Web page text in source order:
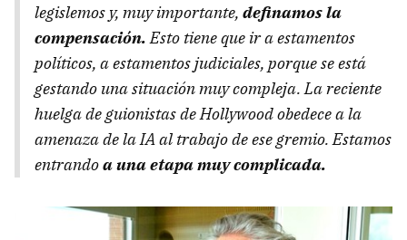
legislemos y, muy importante, definamos la
compensación. Esto tiene que ir a estamentos
políticos, a estamentos judiciales, porque se está
gestando una situación muy compleja. La reciente
huelga de guionistas de Hollywood obedece a la
amenaza de la IA al trabajo de ese gremio. Estamos
entrandoa una etapa muy complicada.